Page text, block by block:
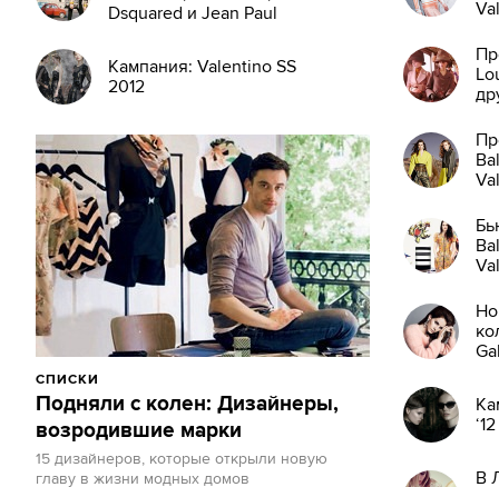
Dsquared и Jean Paul
Кампания: Valentino SS
2012
СПИСКИ
Подняли с колен: Дизайнеры,
возродившие марки
15 дизайнеров, которые открыли новую
главу в жизни модных домов
‘12
В